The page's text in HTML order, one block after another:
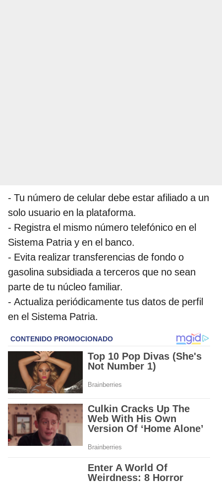
- Tu número de celular debe estar afiliado a un
solo usuario en la plataforma.
- Registra el mismo número telefónico en el
Sistema Patria y en el banco.
- Evita realizar transferencias de fondo o
gasolina subsidiada a terceros que no sean
parte de tu núcleo familiar.
- Actualiza periódicamente tus datos de perfil
en el Sistema Patria.